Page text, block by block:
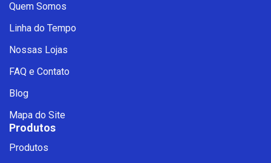
Quem Somos
Linha do Tempo
Nossas Lojas
FAQ e Contato
Blog
Mapa do Site
Produtos
Produtos